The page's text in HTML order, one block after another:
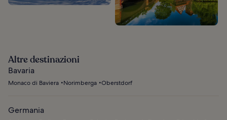
Altre destinazioni
Bavaria
Monaco di Baviera Norimberga Oberstdorf
Germania